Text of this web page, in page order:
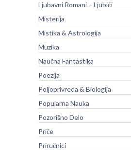
Ljubavni Romani – Ljubići
Misterija
Mistika & Astrologija
Muzika
Naučna Fantastika
Poezija
Poljoprivreda & Biologija
Popularna Nauka
Pozorišno Delo
Priče
Priručnici